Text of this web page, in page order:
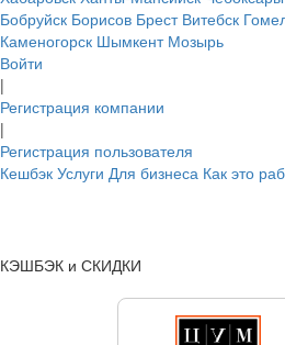
Бобруйск Борисов Брест Витебск
Каменогорск Шымкент Мозырь
Войти
|
Регистрация компании
|
Регистрация пользователя
Кешбэк Услуги Для бизнеса Как это
КЭШБЭК и СКИДКИ